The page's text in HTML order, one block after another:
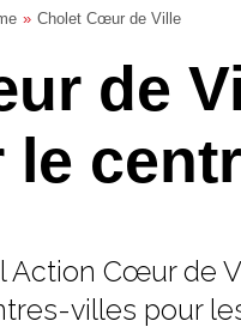
Cholet Cœur de Ville
de
le
Action Cœur de
villes pour